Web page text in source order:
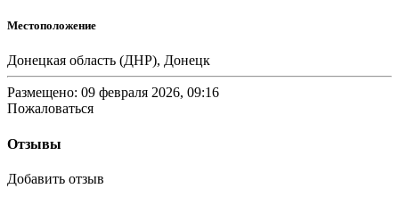
Местоположение
Донецкая область (ДНР), Донецк
Размещено: 09 февраля 2026, 09:16
Пожаловаться
Отзывы
Добавить отзыв